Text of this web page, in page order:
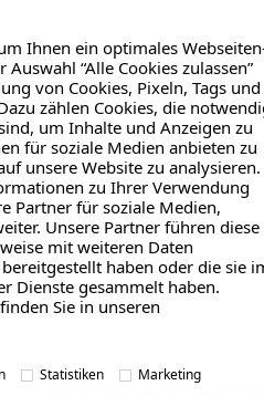
Ihnen ein optimales
“Alle Cookies zulassen”
von Cookies, Pixeln, Tags und
zählen Cookies, die
um Inhalte und Anzeigen zu
für soziale Medien anbieten zu
unsere Website zu analysieren.
zu Ihrer Verwendung
Partner für soziale Medien,
Unsere Partner führen diese
mit weiteren Daten
haben oder die sie
Dienste gesammelt haben.
Sie in unseren
Statistiken Marketing
oder
auch eine schlechte
dazu führen, dass
beim
über die Atemluft
an den kühleren
Ein erstes
Feuchtigkeit ist
Fenster.
Kondenswasser